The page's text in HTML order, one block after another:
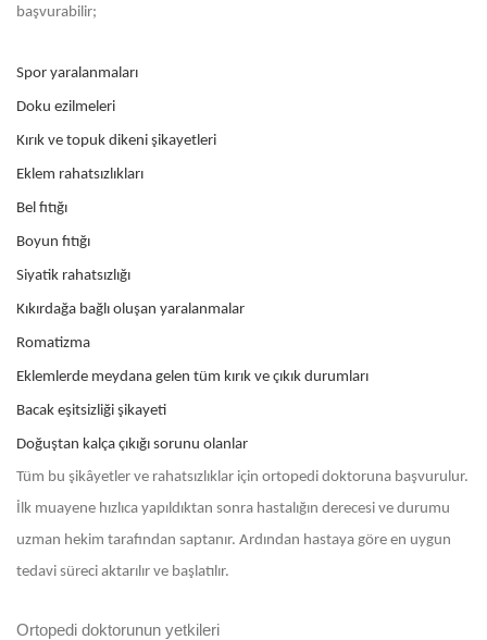
başvurabilir;
Spor yaralanmaları
Doku ezilmeleri
Kırık ve topuk dikeni şikayetleri
Eklem rahatsızlıkları
Bel fıtığı
Boyun fıtığı
Siyatik rahatsızlığı
Kıkırdağa bağlı oluşan yaralanmalar
Romatizma
Eklemlerde meydana gelen tüm kırık ve çıkık durumları
Bacak eşitsizliği şikayeti
Doğuştan kalça çıkığı sorunu olanlar
Tüm bu şikâyetler ve rahatsızlıklar için ortopedi doktoruna başvurulur.
İlk muayene hızlıca yapıldıktan sonra hastalığın derecesi ve durumu
uzman hekim tarafından saptanır. Ardından hastaya göre en uygun
tedavi süreci aktarılır ve başlatılır.
Ortopedi doktorunun yetkileri